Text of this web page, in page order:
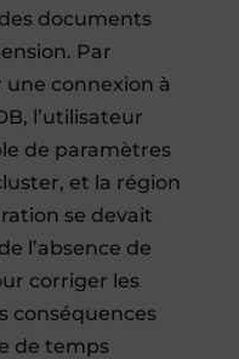
documents
Par
connexion à
l’utilisateur
de paramètres
et la région
se devait
l’absence de
corriger les
conséquences
de temps